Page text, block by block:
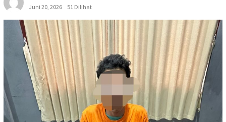
Juni 20, 2026
51 Dilihat